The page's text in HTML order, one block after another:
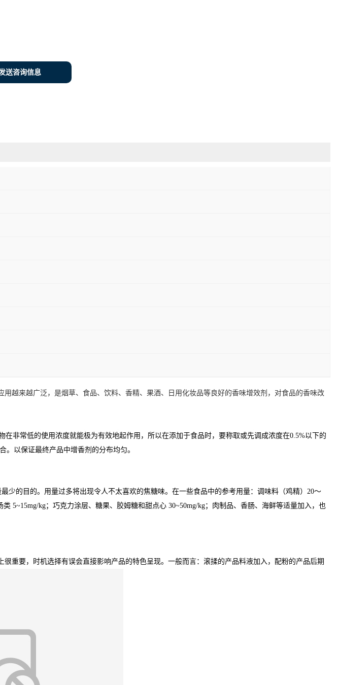
送咨询信息
用越来越广泛，是烟草、食品、饮料、香精、果酒、日用化妆品等良好的香味增效剂，对食品的香味改
非常低的使用浓度就能极为有效地起作用，所以在添加于食品时，要称取或先调成浓度在0.5%以下的
以保证最终产品中增香剂的分布均匀。
的目的。用量过多将出现令人不太喜欢的焦糖味。在一些食品中的参考用量：调味料（鸡精）20～
5~15mg/kg；巧克力涂层、糖果、胶姆糖和甜点心 30~50mg/kg；肉制品、香肠、海鲜等适量加入，也
重要，时机选择有误会直接影响产品的特色呈现。一般而言：滚揉的产品料液加入，配粉的产品后期